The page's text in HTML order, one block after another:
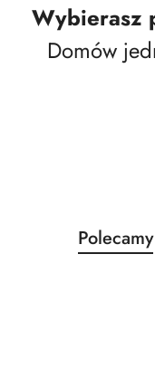
Wybierasz
Domów
Pomiń karuzelę
Produkty
o
Polecamy